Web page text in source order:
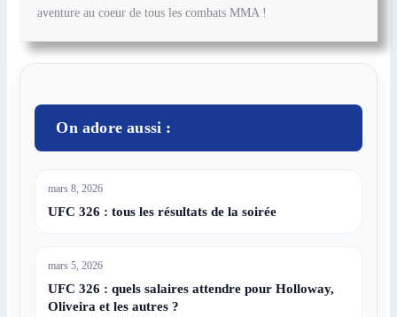
aventure au coeur de tous les combats MMA !
On adore aussi :
mars 8, 2026
UFC 326 : tous les résultats de la soirée
mars 5, 2026
UFC 326 : quels salaires attendre pour Holloway,
Oliveira et les autres ?